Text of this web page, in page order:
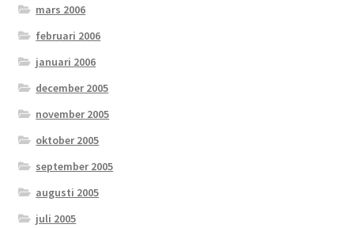
mars 2006
februari 2006
januari 2006
december 2005
november 2005
oktober 2005
september 2005
augusti 2005
juli 2005